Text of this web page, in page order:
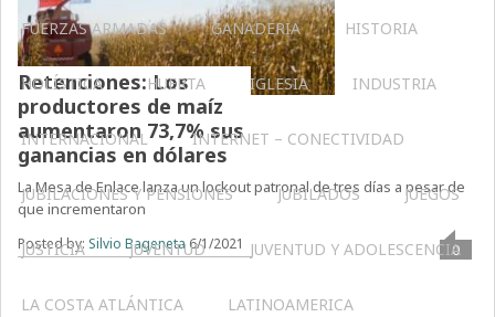
FUERZAS ARMADAS GANADERIA HISTORIA
HOLÍSTICA HUERTA IGLESIA INDUSTRIA
INTERNACIONAL INTERNET – CONECTIVIDAD
JUBILACIONES Y PENSIONES JUBILADOS JUEGOS
JUSTICIA JUVENTUD JUVENTUD Y ADOLESCENCIA
LA COSTA ATLÁNTICA LATINOAMERICA
Retenciones: Los
productores de maíz
aumentaron 73,7% sus
ganancias en dólares
La Mesa de Enlace lanza un lockout patronal de tres días a pesar de
que incrementaron
Posted by: Silvio Bageneta 6/1/2021 0